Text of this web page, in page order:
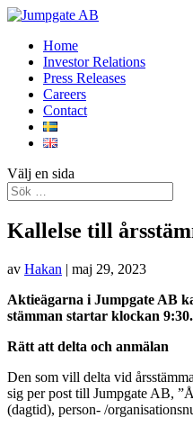
Home
Investor Relations
Press Releases
Careers
Contact
Välj en sida
Kallelse till
av Hakan | maj 29, 2023
Aktieägarna i Jumpgate AB
stämman startar klockan 9:30.
Rätt att delta och anmälan
Den som vill delta vid
sig per post till Jumpgate AB,
(dagtid), person- /